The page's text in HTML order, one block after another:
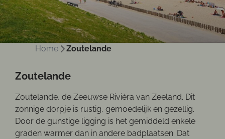
Home Zoutelande
Zoutelande
Zoutelande, de Zeeuwse Rivièra van Zeeland. Dit
zonnige dorpje is rustig, gemoedelijk en gezellig.
Door de gunstige ligging is het gemiddeld enkele
graden warmer dan in andere badplaatsen. Dat